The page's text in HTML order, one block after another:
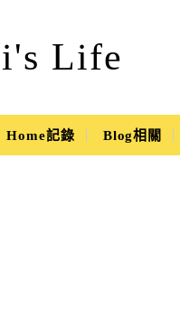
Life
Home記錄 Blog相關